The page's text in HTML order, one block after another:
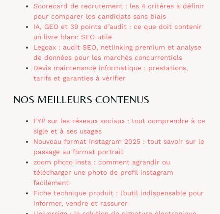
Scorecard de recrutement : les 4 critères à définir
pour comparer les candidats sans biais
IA, GEO et 39 points d’audit : ce que doit contenir
un livre blanc SEO utile
Legoax : audit SEO, netlinking premium et analyse
de données pour les marchés concurrentiels
Devis maintenance informatique : prestations,
tarifs et garanties à vérifier
NOS MEILLEURS CONTENUS
FYP sur les réseaux sociaux : tout comprendre à ce
sigle et à ses usages
Nouveau format Instagram 2025 : tout savoir sur le
passage au format portrait
zoom photo insta : comment agrandir ou
télécharger une photo de profil instagram
facilement
Fiche technique produit : l’outil indispensable pour
informer, vendre et rassurer